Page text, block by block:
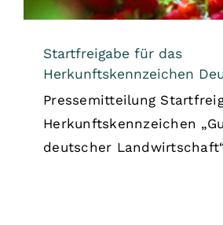
Startfreigabe für das
Herkunftskennzeichen
Pressemitteilung
Herkunftskennzeichen
deutscher